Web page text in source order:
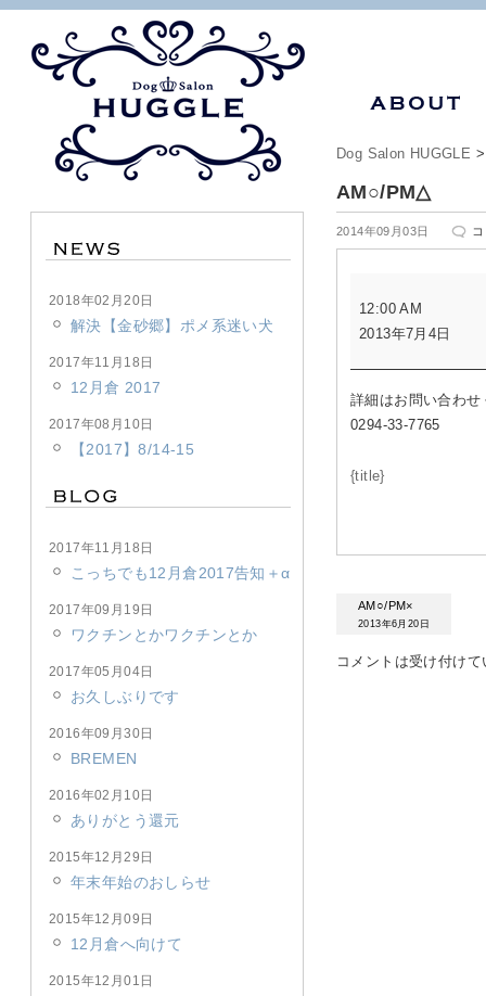
Dog Salon HUGGLE
AM○/PM△
2014年09月03日
は
12:00 AM
2013年7月4日
詳細はお問い合わせ
0294-33-7765
{title}
AM○/PM×
2013年6月20日
コメントは受け付け
2018年02月20日
解決【金砂郷】ポメ系迷い犬
2017年11月18日
12月倉 2017
2017年08月10日
【2017】8/14-15
2017年11月18日
こっちでも12月倉2017告知＋α
2017年09月19日
ワクチンとかワクチンとか
2017年05月04日
お久しぶりです
2016年09月30日
BREMEN
2016年02月10日
ありがとう還元
2015年12月29日
年末年始のおしらせ
2015年12月09日
12月倉へ向けて
2015年12月01日